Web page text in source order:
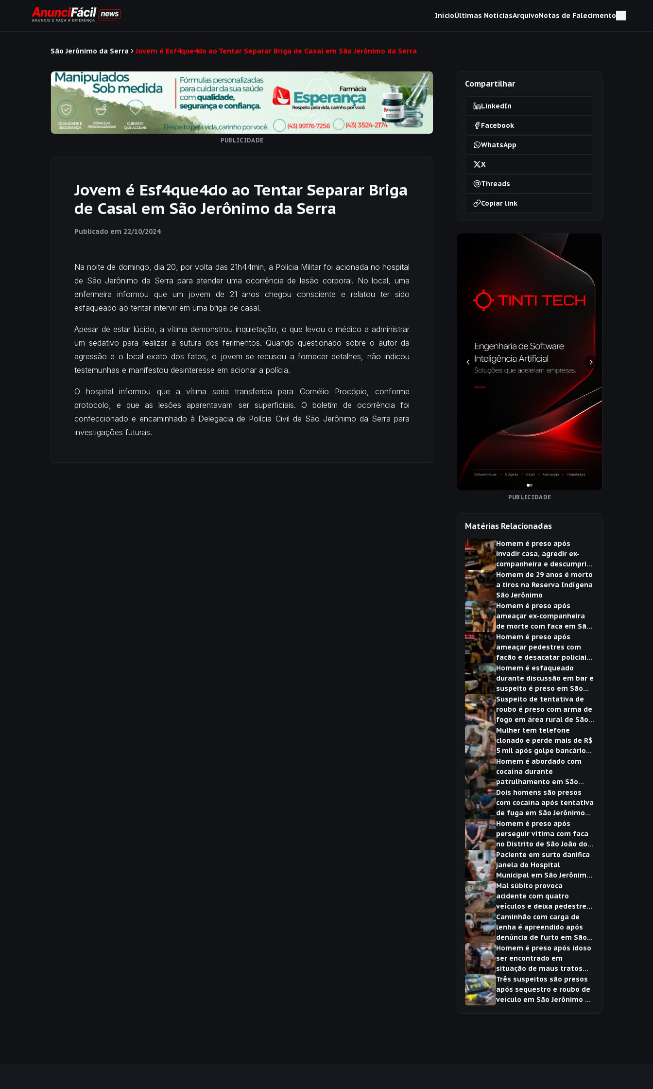
InícioÚltimas NotíciasArquivoNotas de Falecimento
São Jerônimo da Serra Jovem é Esf4que4do ao Tentar Separar Briga de Casal em São Jerônimo da Serra
PUBLICIDADE
Jovem é Esf4que4do ao Tentar Separar Briga
de Casal em São Jerônimo da Serra
Publicado em 22/10/2024
Na noite de domingo, dia 20, por volta das 21h44min, a Polícia Militar foi acionada no hospital
de São Jerônimo da Serra para atender uma ocorrência de lesão corporal. No local, uma
enfermeira informou que um jovem de 21 anos chegou consciente e relatou ter sido
esfaqueado ao tentar intervir em uma briga de casal.
Apesar de estar lúcido, a vítima demonstrou inquietação, o que levou o médico a administrar
um sedativo para realizar a sutura dos ferimentos. Quando questionado sobre o autor da
agressão e o local exato dos fatos, o jovem se recusou a fornecer detalhes, não indicou
testemunhas e manifestou desinteresse em acionar a polícia.
O hospital informou que a vítima seria transferida para Cornélio Procópio, conforme
protocolo, e que as lesões aparentavam ser superficiais. O boletim de ocorrência foi
confeccionado e encaminhado à Delegacia de Polícia Civil de São Jerônimo da Serra para
investigações futuras.
Compartilhar
LinkedIn
Facebook
WhatsApp
X
Threads
Copiar link
PUBLICIDADE
Matérias Relacionadas
Homem é preso após
invadir casa, agredir ex-
companheira e descumprir
medida protetiva em São
Jerônimo da Serra
Homem de 29 anos é morto
a tiros na Reserva Indígena
São Jerônimo
Homem é preso após
ameaçar ex-companheira
de morte com faca em São
Jerônimo da Serra
Homem é preso após
ameaçar pedestres com
facão e desacatar policiais
em São Jerônimo da Serra
Homem é esfaqueado
durante discussão em bar e
suspeito é preso em São
Jerônimo da Serra
Suspeito de tentativa de
roubo é preso com arma de
fogo em área rural de São
Jerônimo da Serra
Mulher tem telefone
clonado e perde mais de R$
5 mil após golpe bancário
registrado em São
Jerônimo da Serra
Homem é abordado com
cocaína durante
patrulhamento em São
Jerônimo da Serra
Dois homens são presos
com cocaína após tentativa
de fuga em São Jerônimo
da Serra
Homem é preso após
perseguir vítima com faca
no Distrito de São João do
Pinhal
Paciente em surto danifica
janela do Hospital
Municipal em São Jerônimo
da Serra
Mal súbito provoca
acidente com quatro
veículos e deixa pedestre
ferido em São Jerônimo da
Serra
Caminhão com carga de
lenha é apreendido após
denúncia de furto em São
Jerônimo da Serra
Homem é preso após idoso
ser encontrado em
situação de maus tratos
em São Jerônimo da Serra
Três suspeitos são presos
após sequestro e roubo de
veículo em São Jerônimo da